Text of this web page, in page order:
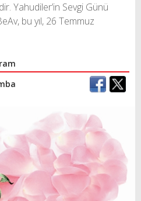
Yahudiler’in Sevgi Günü
bu yıl, 26 Temmuz